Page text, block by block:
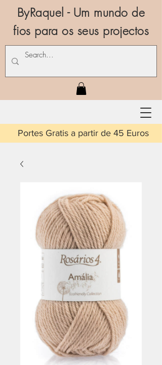
ByRaquel - Um mundo de
fios para os seus projectos
a partir de 45 Euros